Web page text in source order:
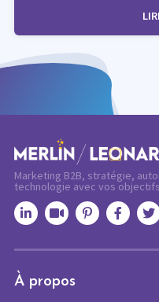
Marketing B2B, stratégie,
technologie avec vos
À propos